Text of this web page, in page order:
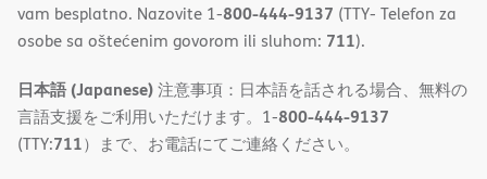
vam besplatno. Nazovite 1-800-444-9137 (TTY- Telefon za
osobe sa oštećenim govorom ili sluhom: 711).
日本語 (Japanese)注意事項：日本語を話される場合、無料の
言語支援をご利用いただけます。1-800-444-9137
(TTY:711）まで、お電話にてご連絡ください。